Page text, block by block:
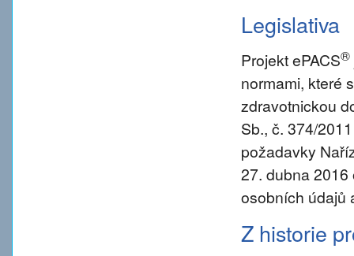
Legislativa
Projekt ePACS®
normami, které
zdravotnickou
Sb., č. 374/
požadavky
27. dubna
osobních údajů
Z historie